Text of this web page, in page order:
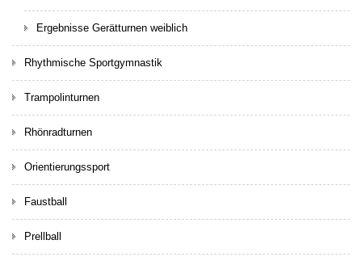
Ergebnisse Gerätturnen weiblich
Rhythmische Sportgymnastik
Trampolinturnen
Rhönradturnen
Orientierungssport
Faustball
Prellball